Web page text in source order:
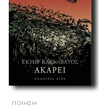
ΠΟΊΗΣΗ